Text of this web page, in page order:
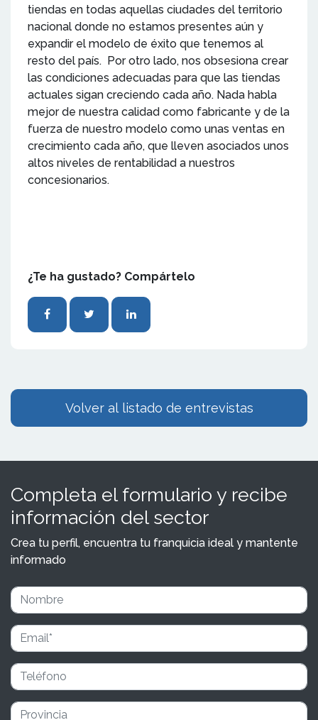
tiendas en todas aquellas ciudades del territorio
nacional donde no estamos presentes aún y
expandir el modelo de éxito que tenemos al
resto del país. Por otro lado, nos obsesiona crear
las condiciones adecuadas para que las tiendas
actuales sigan creciendo cada año. Nada habla
mejor de nuestra calidad como fabricante y de la
fuerza de nuestro modelo como unas ventas en
crecimiento cada año, que lleven asociados unos
altos niveles de rentabilidad a nuestros
concesionarios.
¿Te ha gustado? Compártelo
Volver al listado de entrevistas
Completa el formulario y recibe
información del sector
Crea tu perfil, encuentra tu franquicia ideal y mantente
informado